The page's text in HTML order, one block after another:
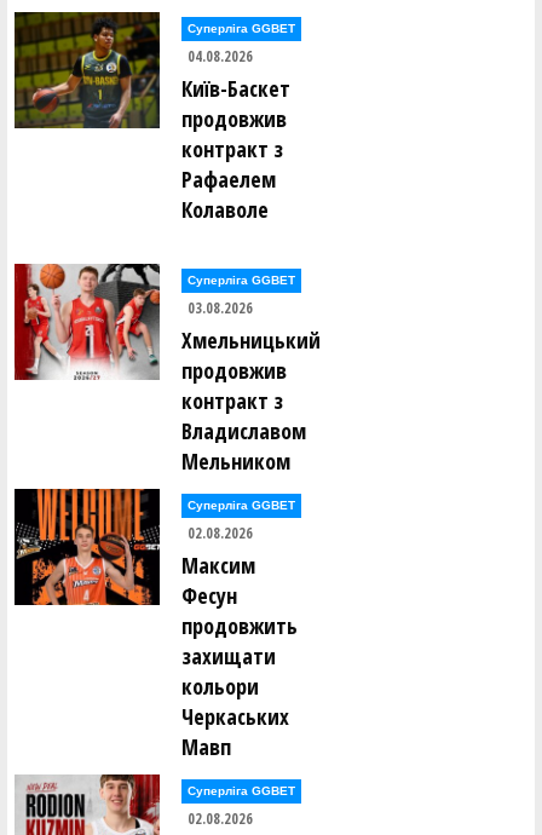
Дмитро Корабльов (UDави (Київ))
Ярослав Кореняк (ДИМ (Київ))
Дмитро Кравченко (БРОДЯГИ (Київ))
Степан Кравченко (БРОДЯГИ (Київ))
Дмитро Кривенко (ДИМ (Київ))
В'ячеслав Кузнєцов (ШАМАНИ (Київ))
Роман Кукулян (ШАМАНИ (Київ))
Владислав Куриленко (РАЙФ (Київ))
Геннадій Кушманцев (ШАМАНИ (Київ))
Микола Кушніренко (SHTOPKE (Київ))
Олексій Лахно (SHTOPKE (Київ))
Владислав Лукінський (РАЙФ (Київ))
Артем Лутак (ДИМ (Київ))
Суперліга GGBET
04.08.2026
Київ-Баскет
продовжив
контракт з
Рафаелем
Колаволе
Суперліга GGBET
03.08.2026
Хмельницький
продовжив
контракт з
Владиславом
Мельником
Суперліга GGBET
02.08.2026
Максим
Фесун
продовжить
захищати
кольори
Черкаських
Мавп
Суперліга GGBET
02.08.2026